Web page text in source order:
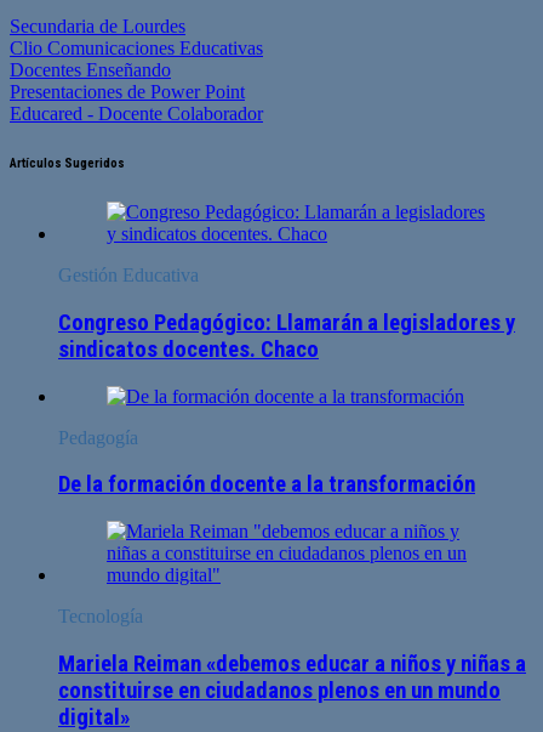
Secundaria de Lourdes
Clio Comunicaciones Educativas
Docentes Enseñando
Presentaciones de Power Point
Educared - Docente Colaborador
Artículos Sugeridos
Gestión Educativa
Congreso Pedagógico: Llamarán a legisladores y
sindicatos docentes. Chaco
Pedagogía
De la formación docente a la transformación
Tecnología
Mariela Reiman «debemos educar a niños y niñas a
constituirse en ciudadanos plenos en un mundo
digital»